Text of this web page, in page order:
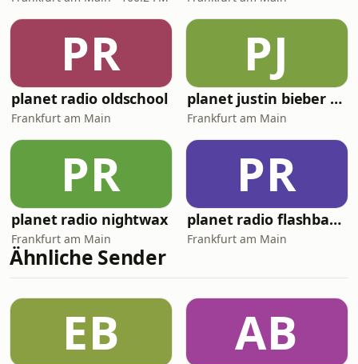
PR
planet radio oldschool
Frankfurt am Main
PJ
planet justin bieber & friends
Frankfurt am Main
PR
planet radio nightwax
Frankfurt am Main
PR
planet radio flashback friday
Frankfurt am Main
Ähnliche Sender
EB AB